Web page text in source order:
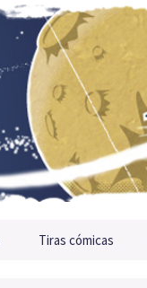
Tiras cómicas